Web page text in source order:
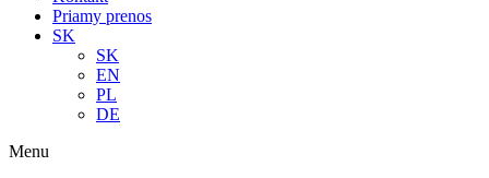
Priamy prenos
SK
SK
EN
PL
DE
Menu